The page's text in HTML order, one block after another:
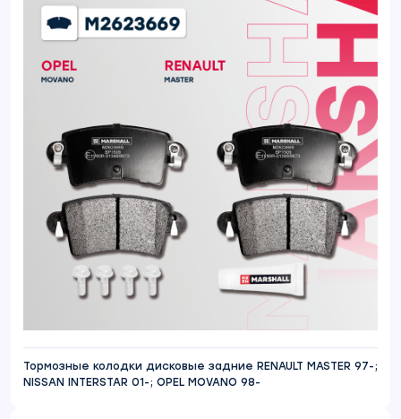
Тормозные колодки дисковые задние RENAULT MASTER 97-;
NISSAN INTERSTAR 01-; OPEL MOVANO 98-